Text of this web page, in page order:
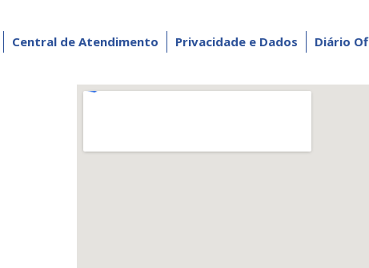
Central de Atendimento Privacidade e Dados Diário